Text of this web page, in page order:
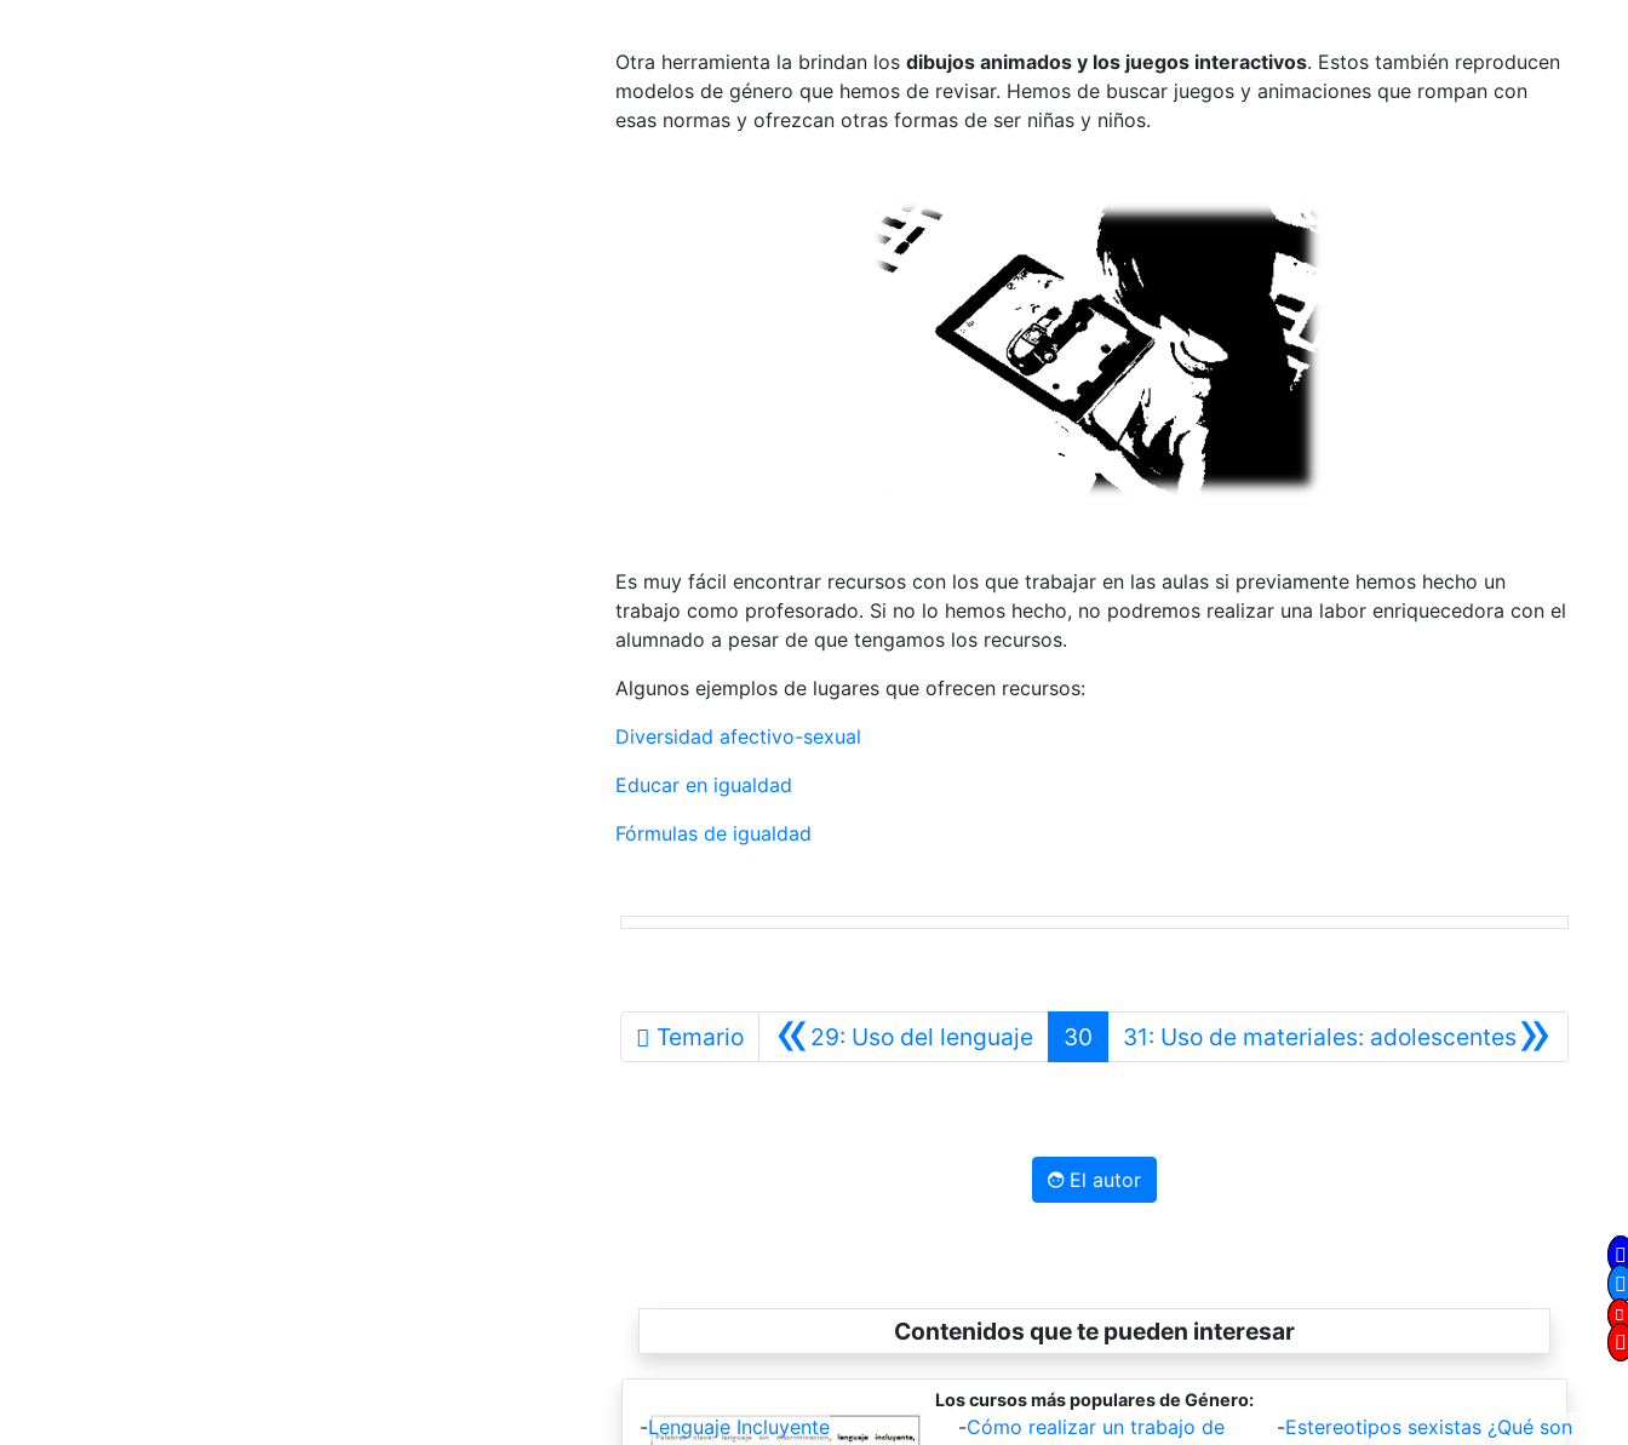
Otra herramienta la brindan los dibujos animados y los juegos interactivos. Estos también reproducen
modelos de género que hemos de revisar. Hemos de buscar juegos y animaciones que rompan con
esas normas y ofrezcan otras formas de ser niñas y niños.
Es muy fácil encontrar recursos con los que trabajar en las aulas si previamente hemos hecho un
trabajo como profesorado. Si no lo hemos hecho, no podremos realizar una labor enriquecedora con el
alumnado a pesar de que tengamos los recursos.
Algunos ejemplos de lugares que ofrecen recursos:
Diversidad afectivo-sexual
Educar en igualdad
Fórmulas de igualdad
Temario «29: Uso del lenguajeAnterior
30 »
31: Uso de materiales: adolescentesSiguiente
El autor
Contenidos que te pueden interesar
Los cursos más populares de Género:
-Lenguaje Incluyente -Cómo realizar un trabajo de
-Estereotipos sexistas ¿Qué son